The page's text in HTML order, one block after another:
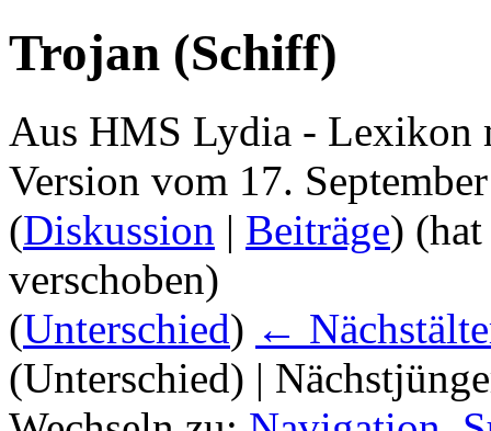
Trojan (Schiff)
Aus HMS Lydia - Lexikon
Version vom 17.
(Diskussion | Beiträge) (hat
verschoben)
(Unterschied) ←
(Unterschied) |